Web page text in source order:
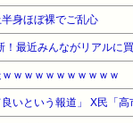
半身ほぼ裸でご乱心
！最近みんながリアル
ｗｗｗｗｗｗｗｗｗｗ
いという報道」 X民「